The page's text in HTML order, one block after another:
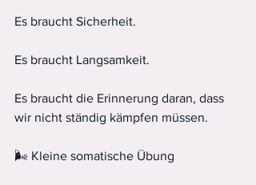
Es braucht Sicherheit.
Es braucht Langsamkeit.
Es braucht die Erinnerung daran, dass
wir nicht ständig kämpfen müssen.
🌬️ Kleine somatische Übung